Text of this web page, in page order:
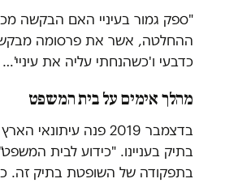
כדבעי ו'כשהנחתי עליה את
מהלך אימים על בית המשפט
בדצמבר 2019 פנה
בתיק בעניינו. "כידוע לבית
בתפקודה של השופטת בתיק זה.